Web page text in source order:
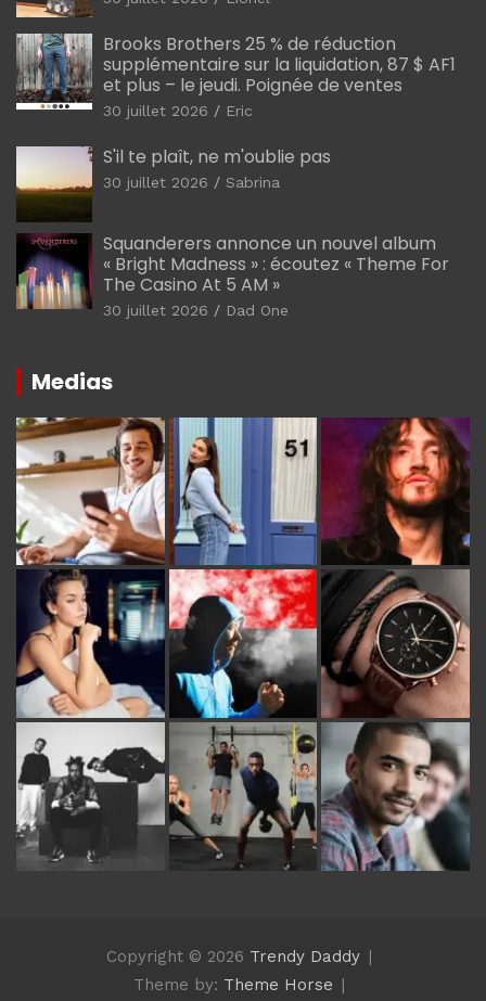
Brooks Brothers 25 % de réduction
supplémentaire sur la liquidation, 87 $ AF1
et plus – le jeudi. Poignée de ventes
30 juillet 2026 Eric
S'il te plaît, ne m'oublie pas
30 juillet 2026 Sabrina
Squanderers annonce un nouvel album
« Bright Madness » : écoutez « Theme For
The Casino At 5 AM »
30 juillet 2026 Dad One
Medias
Copyright © 2026 Trendy Daddy
Theme by: Theme Horse